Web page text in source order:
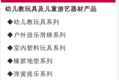
幼儿教玩具及儿童游艺器材产品
◆幼儿教玩具系列
◆户外游乐滑梯系列
◆室内塑料玩具系列
◆橡胶地垫系列
◆弹簧摇乐系列